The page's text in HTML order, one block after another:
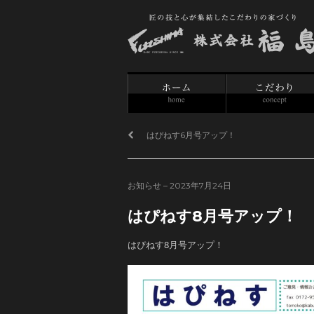
o
s
t
n
a
v
i
はぴねす6月号アップ！
お知らせ – 2023年7月24日
はぴねす8月号アップ！
はぴねす8月号アップ！